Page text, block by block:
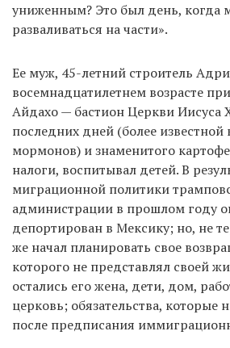
униженным? Это был день, когда
разваливаться на части».
Ее муж, 45-летний строитель
восемнадцатилетнем возрасте
Айдахо — бастион Церкви Иисуса
последних дней (более известной
мормонов) и знаменитого
налоги, воспитывал детей. В
миграционной политики
администрации в прошлом году
депортирован в Мексику; но, не
же начал планировать свое
которого не представлял своей
остались его жена, дети, дом,
церковь; обязательства, которые
после предписания